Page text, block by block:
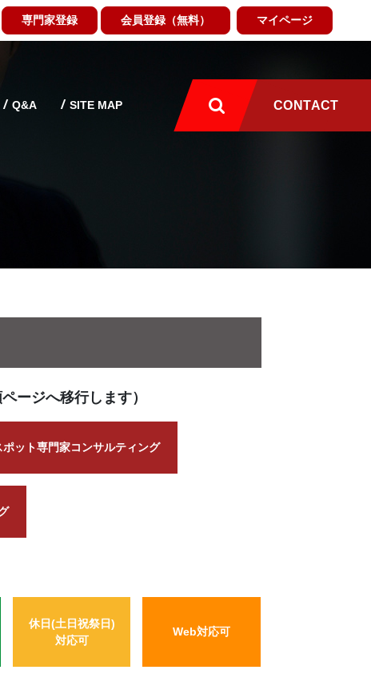
専門家登録 会員登録（無料） マイページ
Q&A SITE MAP CONTACT
ージへ移行します）
ポット専門家コンサルティング
休日(土日祝祭日)
対応可
Web対応可